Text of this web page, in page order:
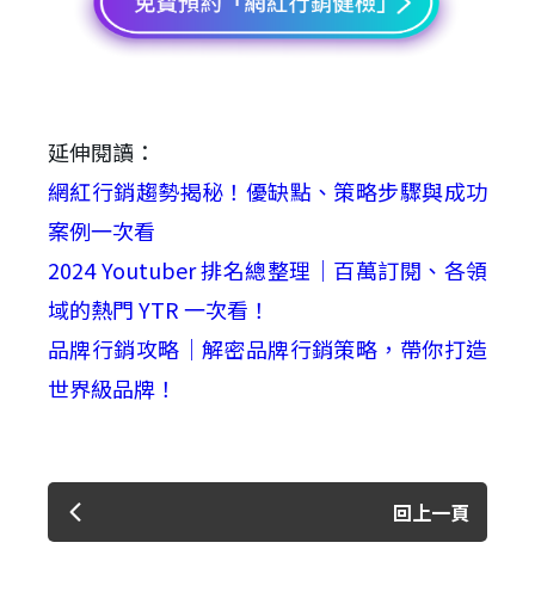
回上一頁
延伸閱讀：
網紅行銷趨勢揭秘！優缺點、策略步驟與成功
案例一次看
2024 Youtuber 排名總整理｜百萬訂閱、各領
域的熱門 YTR 一次看！
品牌行銷攻略｜解密品牌行銷策略，帶你打造
世界級品牌！